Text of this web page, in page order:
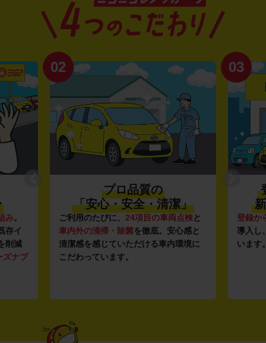
み。
存イ
削減
ズナブ
02
プロ品質の
「安心・安全・清潔」
ご利用のたびに、 24項目の車両点検と
車内外の清掃・除菌を徹底。安心感と
清潔感を感じていただける車内環境に
こだわっています。
03
登録か
導入し
います